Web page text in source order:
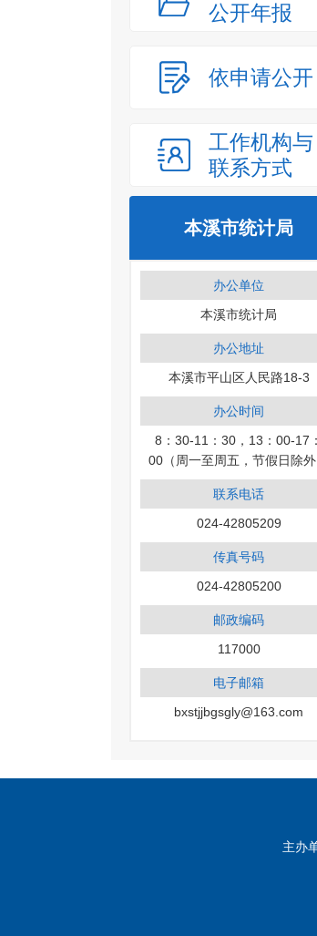
公开年报
依申请公开
工作机构与
联系方式
本溪市统计局
办公单位
本溪市统计局
办公地址
本溪市平山区人民路18-3
办公时间
8：30-11：30，13：00-17：
00（周一至周五，节假日除外
联系电话
024-42805209
传真号码
024-42805200
邮政编码
117000
电子邮箱
bxstjjbgsgly@163.com
主办